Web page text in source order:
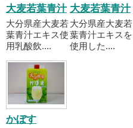
大麦若葉青汁
大分県産大麦若
葉青汁エキス使
用乳酸飲....
大麦若葉青汁
大分県産大麦若
葉青汁エキスを
使用した....
かぼす